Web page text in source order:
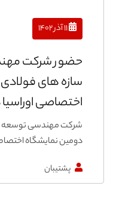
حضور شرکت
سازه های
اختصاصی اوراسیا
شرکت مهندسی توسعه
دومین نمایشگاه
پشتیبان